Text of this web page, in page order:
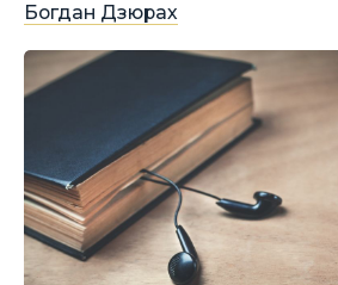
Богдан Дзюрах